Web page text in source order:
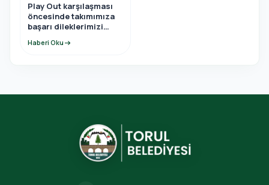
Play Out karşılaşması
öncesinde takımımıza
başarı dileklerimizi
Haberi Oku arrow_right_alt